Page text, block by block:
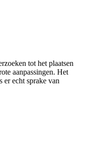
tot het plaatsen
aanpassingen. Het
er echt sprake van